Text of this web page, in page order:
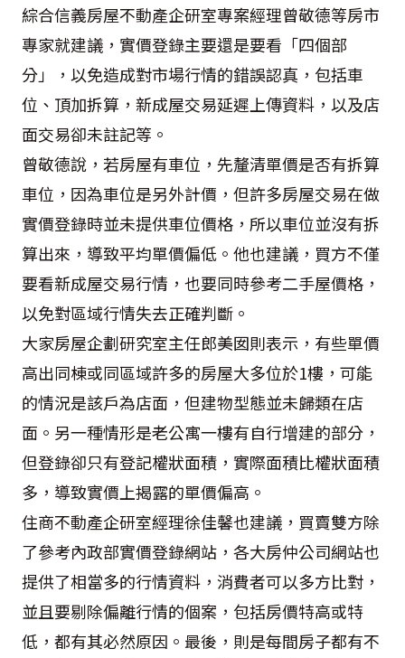
綜合信義房屋不動產企研室專案經理曾敬德等房市
專家就建議，實價登錄主要還是要看「四個部
分」，以免造成對市場行情的錯誤認真，包括車
位、頂加拆算，新成屋交易延遲上傳資料，以及店
面交易卻未註記等。
曾敬德說，若房屋有車位，先釐清單價是否有拆算
車位，因為車位是另外計價，但許多房屋交易在做
實價登錄時並未提供車位價格，所以車位並沒有拆
算出來，導致平均單價偏低。他也建議，買方不僅
要看新成屋交易行情，也要同時參考二手屋價格，
以免對區域行情失去正確判斷。
大家房屋企劃研究室主任郎美囡則表示，有些單價
高出同棟或同區域許多的房屋大多位於1樓，可能
的情況是該戶為店面，但建物型態並未歸類在店
面。另一種情形是老公寓一樓有自行增建的部分，
但登錄卻只有登記權狀面積，實際面積比權狀面積
多，導致實價上揭露的單價偏高。
住商不動產企研室經理徐佳馨也建議，買賣雙方除
了參考內政部實價登錄網站，各大房仲公司網站也
提供了相當多的行情資料，消費者可以多方比對，
並且要剔除偏離行情的個案，包括房價特高或特
低，都有其必然原因。最後，則是每間房子都有不